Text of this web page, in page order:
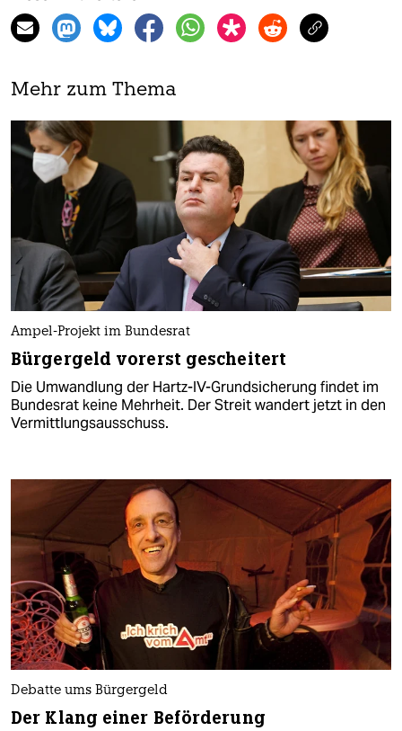
Mehr zum Thema
Ampel-Projekt im Bundesrat
Bürgergeld vorerst gescheitert
Die Umwandlung der Hartz-IV-Grundsicherung findet im
Bundesrat keine Mehrheit. Der Streit wandert jetzt in den
Vermittlungsausschuss.
Debatte ums Bürgergeld
Der Klang einer Beförderung